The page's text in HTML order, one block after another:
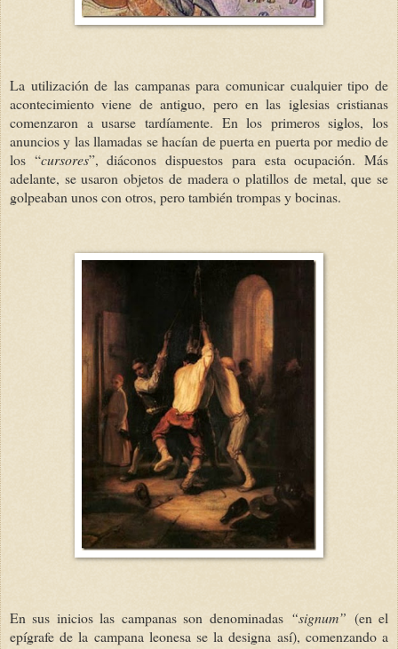
La utilización de las campanas para comunicar cualquier tipo de
acontecimiento viene de antiguo, pero en las iglesias cristianas
comenzaron a usarse tardíamente. En los primeros siglos, los
anuncios y las llamadas se hacían de puerta en puerta por medio de
los “cursores”, diáconos dispuestos para esta ocupación. Más
adelante, se usaron objetos de madera o platillos de metal, que se
golpeaban unos con otros, pero también trompas y bocinas.
En sus inicios las campanas son denominadas “signum” (en el
epígrafe de la campana leonesa se la designa así), comenzando a